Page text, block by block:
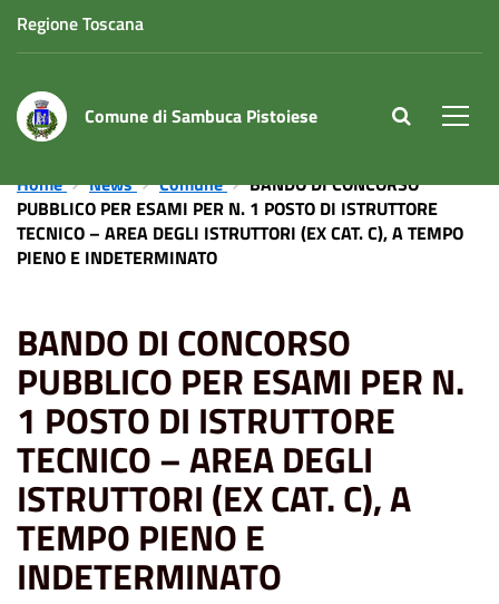
Regione Toscana
Comune di Sambuca Pistoiese site.searc
Home News Comune
BANDO DI CONCORSO
PUBBLICO PER ESAMI PER N. 1 POSTO DI ISTRUTTORE
TECNICO – AREA DEGLI ISTRUTTORI (EX CAT. C), A TEMPO
PIENO E INDETERMINATO
BANDO DI CONCORSO
PUBBLICO PER ESAMI PER N.
1 POSTO DI ISTRUTTORE
TECNICO – AREA DEGLI
ISTRUTTORI (EX CAT. C), A
TEMPO PIENO E
INDETERMINATO